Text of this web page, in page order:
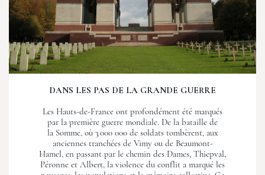
DANS LES PAS DE LA GRANDE GUERRE
Les Hauts-de-France ont profondément été marqués
par la première guerre mondiale. De la bataille de
la Somme, où 3 000 000 de soldats tombèrent, aux
anciennes tranchées de Vimy ou de Beaumont-
Hamel, en passant par le chemin des Dames, Thiepval,
Péronne et Albert, la violence du conflit a marqué les